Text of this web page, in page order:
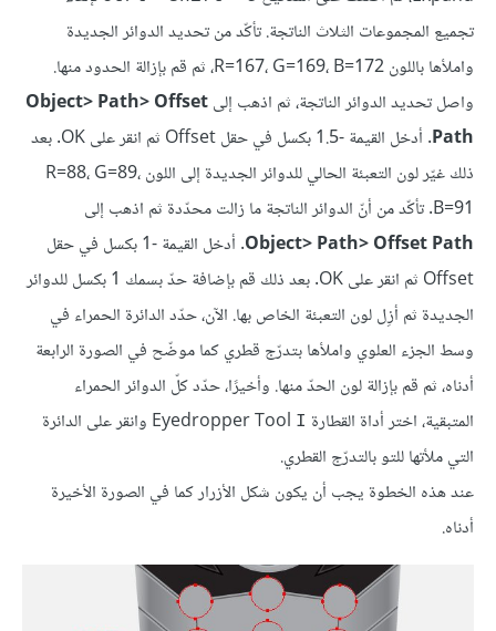
تجميع المجموعات الثلاث الناتجة. تأكّد من تحديد الدوائر الجديدة
واملأها باللون R=167، G=169، B=172، ثم قم بإزالة الحدود منها.
واصل تحديد الدوائر الناتجة، ثم اذهب إلىObject> Path> Offset
Path
. أدخل القيمة -1.5 بكسل في حقل Offset ثم انقر على OK. بعد
ذلك غيّر لون التعبئة الحالي للدوائر الجديدة إلى اللون R=88، G=89،
B=91. تأكّد من أنّ الدوائر الناتجة ما زالت محدّدة ثم اذهب إلى
Object> Path> Offset Path
. أدخل القيمة -1 بكسل في حقل
Offset ثم انقر على OK. بعد ذلك قم بإضافة حدّ بسمك 1 بكسل للدوائر
الجديدة ثم أزِل لون التعبئة الخاص بها. الآن، حدّد الدائرة الحمراء في
وسط الجزء العلوي واملأها بتدرّج قطري كما موضّح في الصورة الرابعة
أدناه، ثم قم بإزالة لون الحدّ منها. وأخيرًا، حدّد كلّ الدوائر الحمراء
المتبقية، اختر أداة القطارة Eyedropper Tool I
وانقر على الدائرة
التي ملأتها للتو بالتدرّج القطري.
عند هذه الخطوة يجب أن يكون شكل الأزرار كما في الصورة الأخيرة
أدناه.